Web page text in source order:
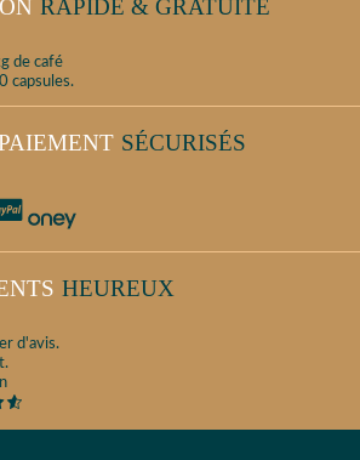
RAPIDE & GRATUITE
de café
capsules.
SÉCURISÉS
HEUREUX
d'avis.